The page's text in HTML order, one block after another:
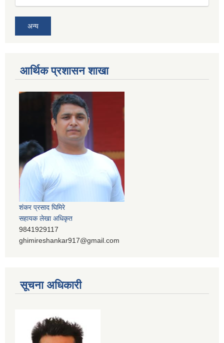
अन्य
आर्थिक प्रशासन शाखा
शंकर प्रसाद घिमिरे
सहायक लेखा अधिकृत
9841929117
ghimireshankar917@gmail.com
सूचना अधिकारी